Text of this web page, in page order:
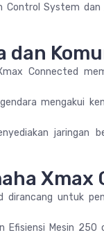
Control System
dan
Connected
mengakui
jaringan
Xmax
dirancang untuk
Efisiensi Mesin